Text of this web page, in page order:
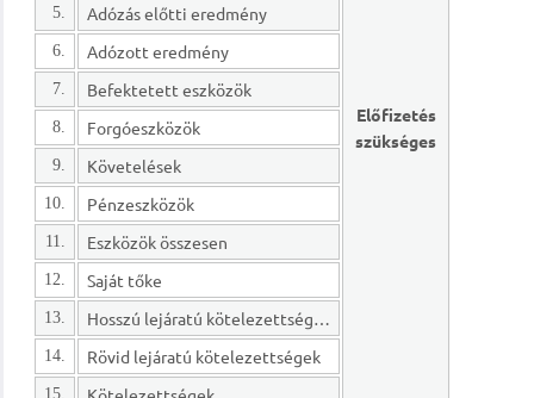
Előfizetés
szükséges
5. Adózás előtti eredmény
6. Adózott eredmény
7. Befektetett eszközök
8. Forgóeszközök
9. Követelések
10. Pénzeszközök
11. Eszközök összesen
12. Saját tőke
13. Hosszú lejáratú kötelezettségek
14. Rövid lejáratú kötelezettségek
15.